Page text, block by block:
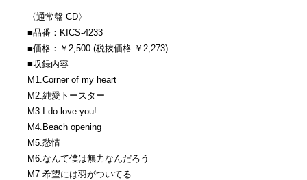
〈通常盤 CD〉
■品番：KICS-4233
■価格：￥2,500 (税抜価格 ￥2,273)
■収録内容
M1.Corner of my heart
M2.純愛トースター
M3.I do love you!
M4.Beach opening
M5.愁情
M6.なんて僕は無力なんだろう
M7.希望には羽がついてる